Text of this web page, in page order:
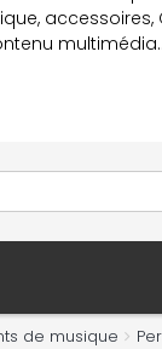
accessoires,
de musique